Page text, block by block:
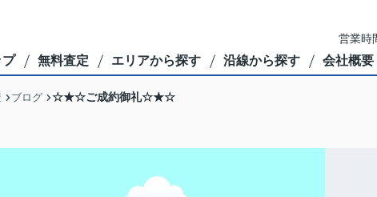
営業
プ 無料査定 エリアから探す 沿線から探す 会社概要
ブログ ☆★☆ご成約御礼☆★☆